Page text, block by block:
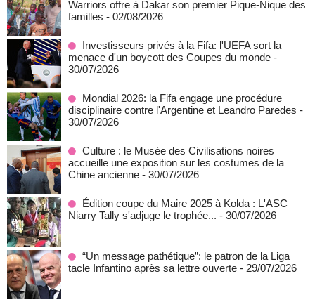
Warriors offre à Dakar son premier Pique-Nique des
familles - 02/08/2026
Investisseurs privés à la Fifa: l'UEFA sort la
menace d'un boycott des Coupes du monde -
30/07/2026
Mondial 2026: la Fifa engage une procédure
disciplinaire contre l'Argentine et Leandro Paredes -
30/07/2026
Culture : le Musée des Civilisations noires
accueille une exposition sur les costumes de la
Chine ancienne - 30/07/2026
Édition coupe du Maire 2025 à Kolda : L'ASC
Niarry Tally s'adjuge le trophée... - 30/07/2026
“Un message pathétique”: le patron de la Liga
tacle Infantino après sa lettre ouverte - 29/07/2026